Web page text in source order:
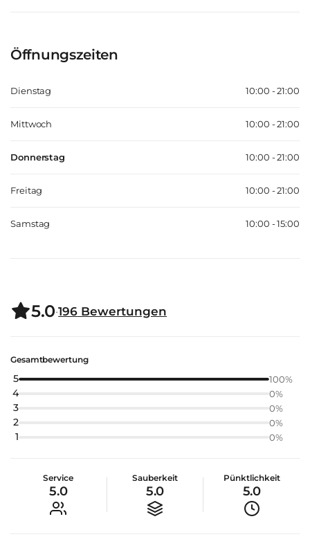
Öffnungszeiten
Dienstag 10:00 - 21:00
Mittwoch 10:00 - 21:00
Donnerstag 10:00 - 21:00
Freitag 10:00 - 21:00
Samstag 10:00 - 15:00
5.0·196 Bewertungen
Gesamtbewertung
5 100%
4 0%
3 0%
2 0%
1 0%
Service
5.0
Sauberkeit
5.0
Pünktlichkeit
5.0